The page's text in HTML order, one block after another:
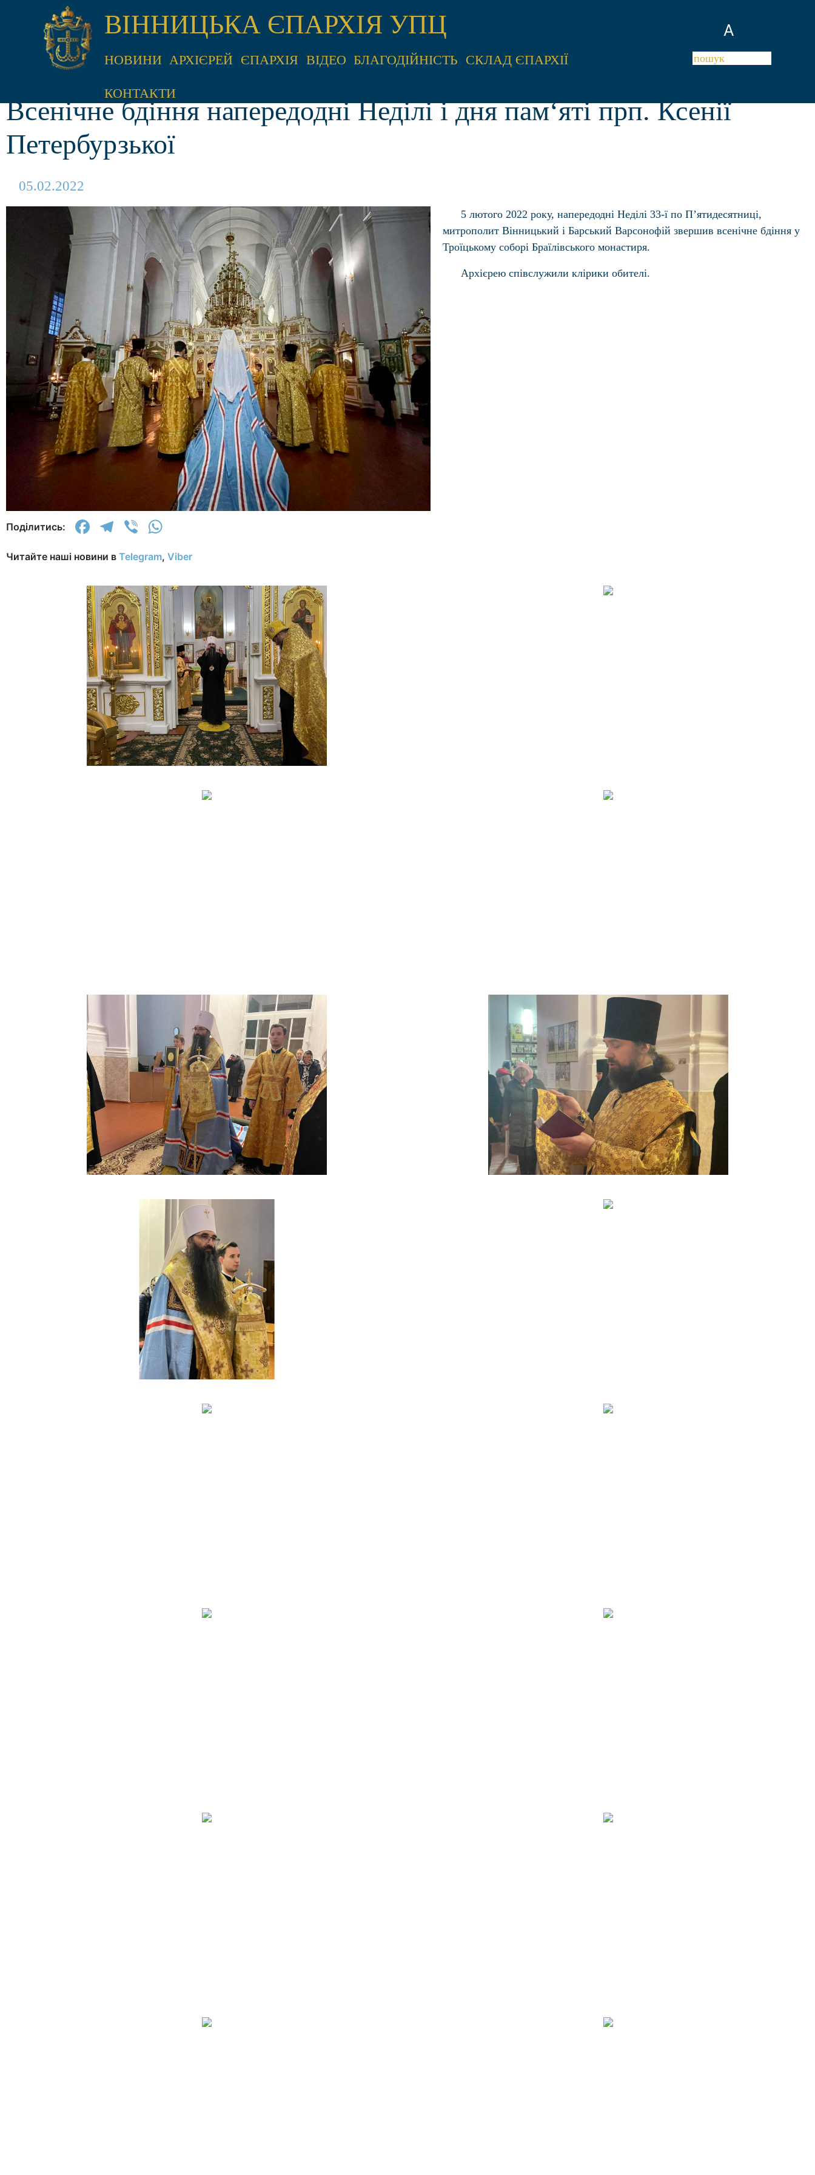
A
ВІННИЦЬКА ЄПАРХІЯ УПЦ
НОВИНИ АРХІЄРЕЙ ЄПАРХІЯ ВІДЕО БЛАГОДІЙНІСТЬ СКЛАД ЄПАРХІЇ
КОНТАКТИ
Всенічне бдіння напередодні Неділі і дня пам‘яті прп. Ксенії
Петербурзької
05.02.2022
5 лютого 2022 року, напередодні Неділі 33-ї по П’ятидесятниці,
митрополит Вінницький і Барський Варсонофій звершив всенічне бдіння у
Троїцькому соборі Браїлівського монастиря.
Архієрею співслужили клірики обителі.
Поділитись: Facebook
Telegram
Viber
Читайте наші новини в Telegram, Viber